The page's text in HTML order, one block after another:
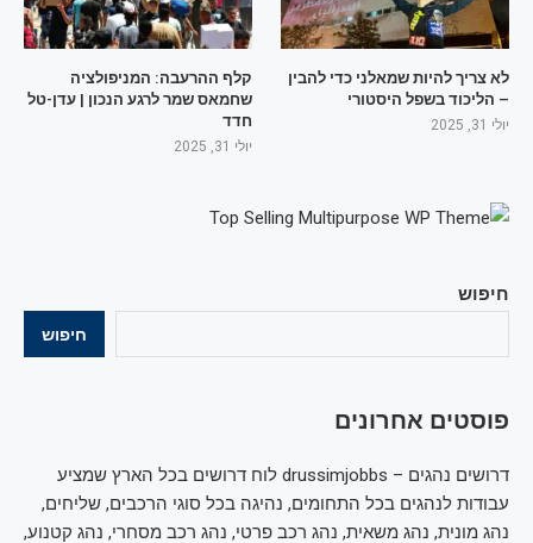
חיפוש
חיפוש
פוסטים אחרונים
דרושים נהגים – drussimjobbs לוח דרושים בכל הארץ שמציע
עבודות לנהגים בכל התחומים, נהיגה בכל סוגי הרכבים, שליחים,
נהג מונית, נהג משאית, נהג רכב פרטי, נהג רכב מסחרי, נהג קטנוע,
לא צריך להיות שמאלני כדי להבין
– הליכוד בשפל היסטורי
יולי 31, 2025
קלף ההרעבה: המניפולציה
שחמאס שמר לרגע הנכון | עדן-טל
חדד
יולי 31, 2025